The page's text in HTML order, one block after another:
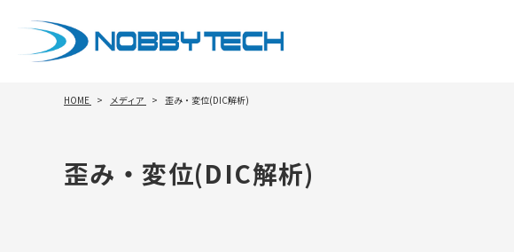
HOME メディア 歪み・変位(DIC解析)
歪み・変位(DIC解析)